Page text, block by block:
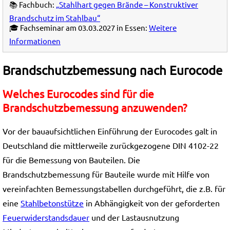
📚 Fachbuch: „Stahlhart gegen Brände – Konstruktiver
Brandschutz im Stahlbau“
🎓 Fachseminar am 03.03.2027 in Essen: Weitere
Informationen
Brandschutzbemessung nach Eurocode
Welches Eurocodes sind für die
Brandschutzbemessung anzuwenden?
Vor der bauaufsichtlichen Einführung der Eurocodes galt in
Deutschland die mittlerweile zurückgezogene DIN 4102-22
für die Bemessung von Bauteilen. Die
Brandschutzbemessung für Bauteile wurde mit Hilfe von
vereinfachten Bemessungstabellen durchgeführt, die z.B. für
eine Stahlbetonstütze in Abhängigkeit von der geforderten
Feuerwiderstandsdauer und der Lastausnutzung